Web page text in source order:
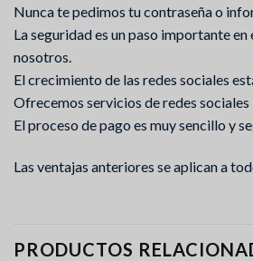
Nunca te pedimos tu contraseña o
La seguridad es un paso importante
nosotros.
El crecimiento de las redes sociales
Ofrecemos servicios de redes
El proceso de pago es muy sencillo y
Las ventajas anteriores se aplican a
PRODUCTOS